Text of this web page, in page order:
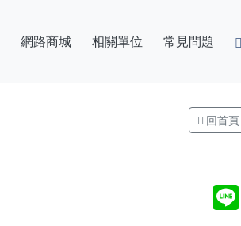
網路商城 相關單位 常見問題
回首頁